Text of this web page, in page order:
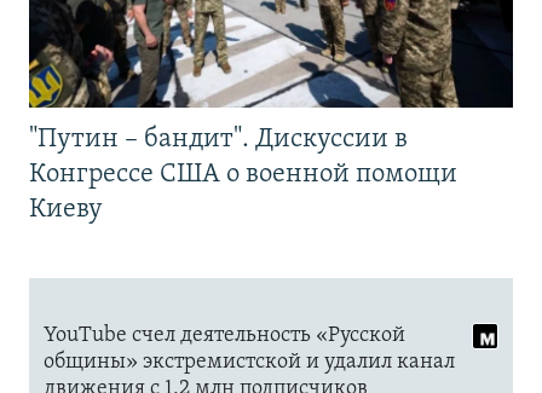
"Путин – бандит". Дискуссии в
Конгрессе США о военной помощи
Киеву